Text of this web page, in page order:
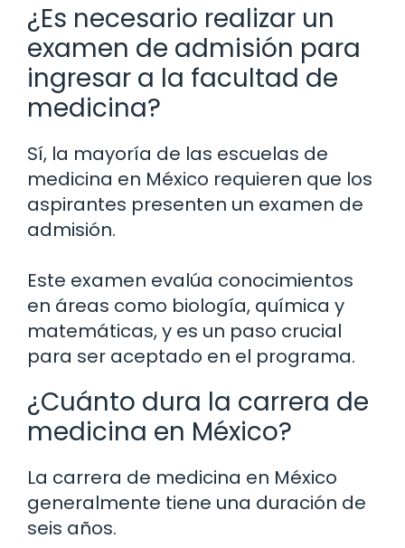
¿Es necesario realizar un
examen de admisión para
ingresar a la facultad de
medicina?
Sí, la mayoría de las escuelas de
medicina en México requieren que los
aspirantes presenten un examen de
admisión.
Este examen evalúa conocimientos
en áreas como biología, química y
matemáticas, y es un paso crucial
para ser aceptado en el programa.
¿Cuánto dura la carrera de
medicina en México?
La carrera de medicina en México
generalmente tiene una duración de
seis años.